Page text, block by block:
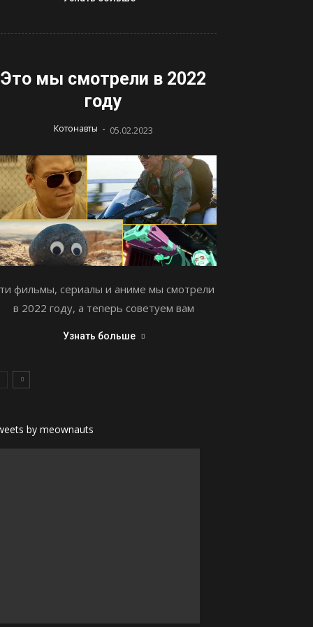
Это мы смотрели в 2022
году
Котонавты - 05.02.2023
фильмы, сериалы и аниме мы смотрели
в 2022 году, а теперь советуем вам
Узнать больше
by meownauts